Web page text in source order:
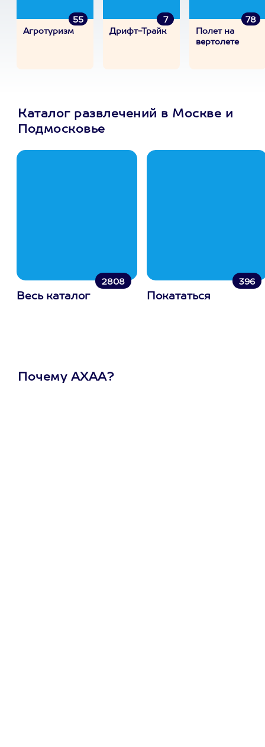
55
Агротуризм
7
Дрифт-Трайк
78
Полет на
вертолете
Каталог развлечений в Москве и
Подмосковье
2808
Весь каталог
396
Покататься
Почему АХАА?